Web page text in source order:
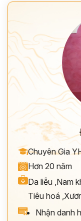
Chuyên Gia
Hơn 20 năm
Da liễu ,Nam
Tiêu hoá ,
Nhận danh